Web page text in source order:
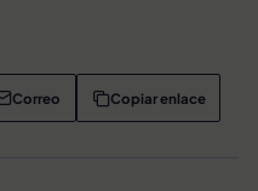
Correo Copiar enlace